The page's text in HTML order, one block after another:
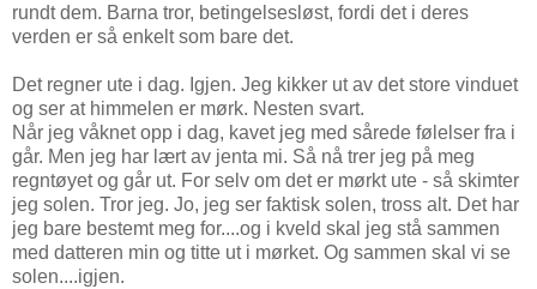
rundt dem. Barna tror, betingelsesløst, fordi det i deres
verden er så enkelt som bare det.
Det regner ute i dag. Igjen. Jeg kikker ut av det store vinduet
og ser at himmelen er mørk. Nesten svart.
Når jeg våknet opp i dag, kavet jeg med sårede følelser fra i
går. Men jeg har lært av jenta mi. Så nå trer jeg på meg
regntøyet og går ut. For selv om det er mørkt ute - så skimter
jeg solen. Tror jeg. Jo, jeg ser faktisk solen, tross alt. Det har
jeg bare bestemt meg for....og i kveld skal jeg stå sammen
med datteren min og titte ut i mørket. Og sammen skal vi se
solen....igjen.